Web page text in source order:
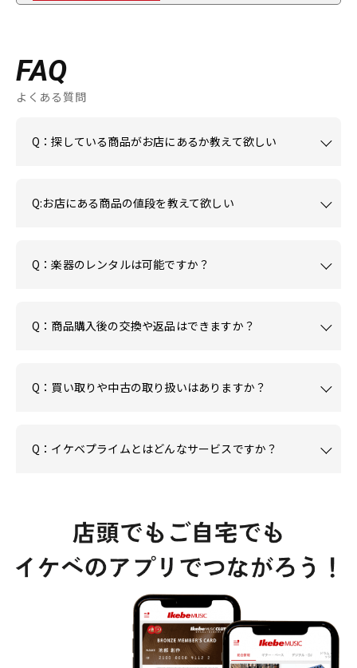
FAQ
よくある質問
Q：探している商品がお店にあるか教えて欲しい
Q:お店にある商品の値段を教えて欲しい
Q：楽器のレンタルは可能ですか？
Q：商品購入後の交換や返品はできますか？
Q：買い取りや中古の取り扱いはありますか？
Q：イケベプライムとはどんなサービスですか？